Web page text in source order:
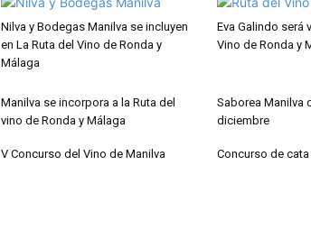
Nilva y Bodegas Manilva se incluyen
en La Ruta del Vino de Ronda y
Málaga
Eva Galindo será
Vino de Ronda y
Manilva se incorpora a la Ruta del
vino de Ronda y Málaga
Saborea Manilva
diciembre
V Concurso del Vino de Manilva Concurso de